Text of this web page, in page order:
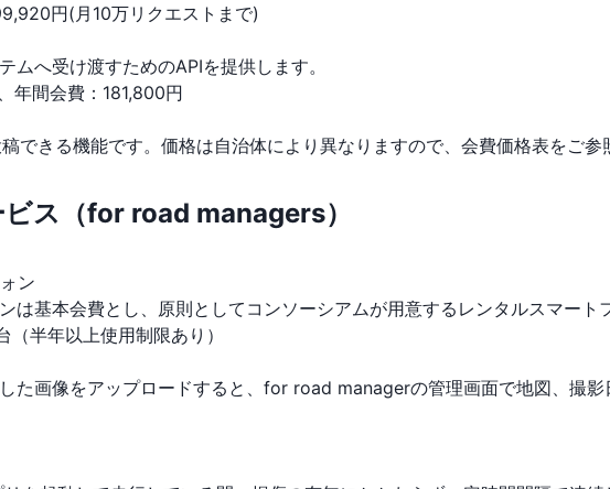
円(月10万リクエストまで)
へ受け渡すためのAPIを提供します。
間会費：181,800円
きる機能です。価格は自治体により異なりますので、会費価格表をご参
ス（for road managers）
ン
基本会費とし、原則としてコンソーシアムが用意するレンタルスマート
半年以上使用制限あり）
画像をアップロードすると、for road managerの管理画面で地図、撮影